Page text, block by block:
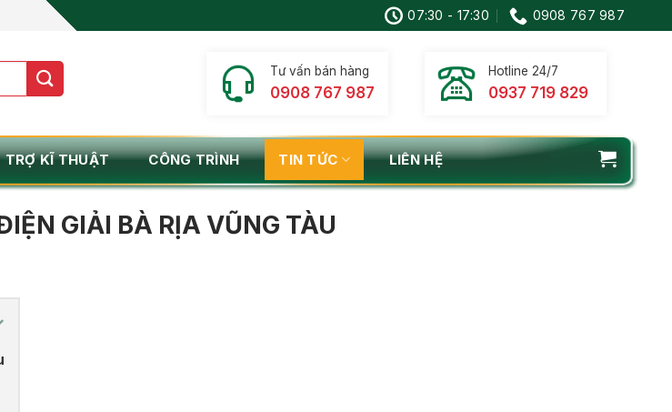
07:30 - 17:30 0908 767 987
Tư vấn bán hàng
0908 767 987
Hotline 24/7
0937 719 829
TRỢ KĨ THUẬT CÔNG TRÌNH TIN TỨC LIÊN HỆ
GIẢI BÀ RỊA VŨNG TÀU